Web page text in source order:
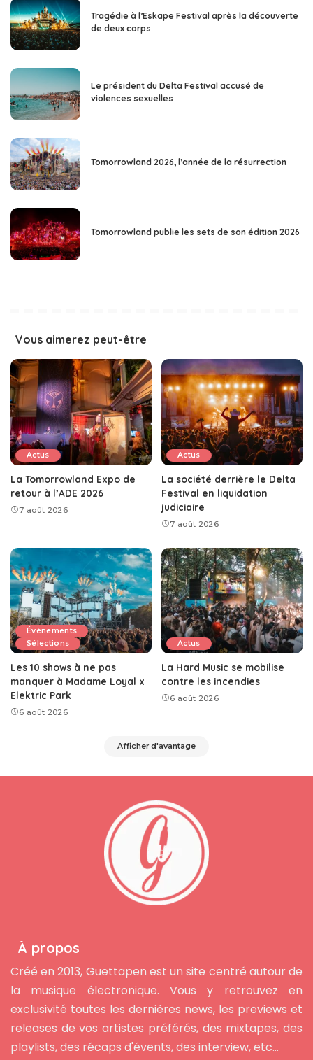
Tragédie à l’Eskape Festival après la découverte
de deux corps
Le président du Delta Festival accusé de
violences sexuelles
Tomorrowland 2026, l’année de la résurrection
Tomorrowland publie les sets de son édition 2026
Vous aimerez peut-être
Actus
La Tomorrowland Expo de
retour à l’ADE 2026
7 août 2026
Actus
La société derrière le Delta
Festival en liquidation
judiciaire
7 août 2026
Événements
Sélections
Les 10 shows à ne pas
manquer à Madame Loyal x
Elektric Park
6 août 2026
Actus
La Hard Music se mobilise
contre les incendies
6 août 2026
Afficher d'avantage
À propos
Créé en 2013, Guettapen est un site centré autour de
la musique électronique. Vous y retrouvez en
exclusivité toutes les dernières news, les previews et
releases de vos artistes préférés, des mixtapes, des
playlists, des récaps d'évents, des interview, etc...